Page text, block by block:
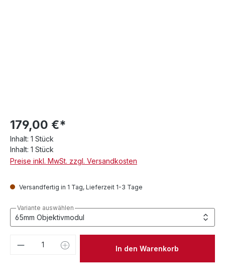
179,00 €*
Inhalt: 1 Stück
Inhalt: 1 Stück
Preise inkl. MwSt. zzgl. Versandkosten
Versandfertig in 1 Tag, Lieferzeit 1-3 Tage
Variante auswählen
Produkt Anzahl: Gib denIn den Warenkorb